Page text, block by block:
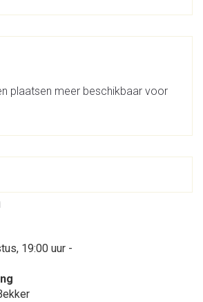
plaatsen meer beschikbaar voor
19:00 uur -